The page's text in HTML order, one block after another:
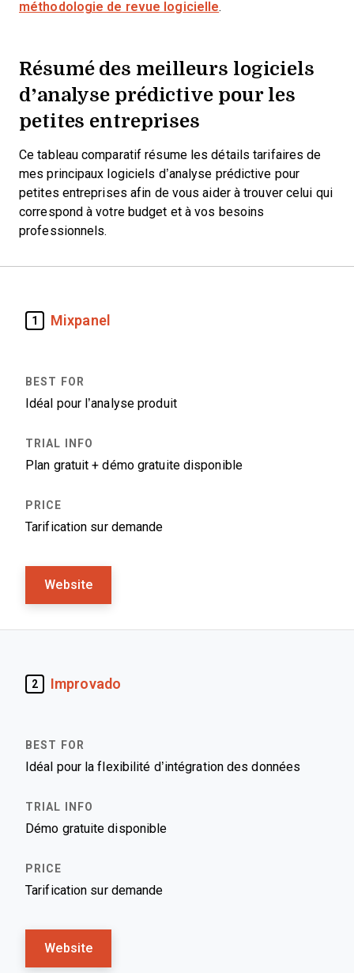
méthodologie de revue logicielle.
Résumé des meilleurs logiciels
d’analyse prédictive pour les
petites entreprises
Ce tableau comparatif résume les détails tarifaires de
mes principaux logiciels d’analyse prédictive pour
petites entreprises afin de vous aider à trouver celui qui
correspond à votre budget et à vos besoins
professionnels.
1 Mixpanel
Idéal pour l’analyse produit
Plan gratuit + démo gratuite disponible
Tarification sur demande
Website
2 Improvado
Idéal pour la flexibilité d’intégration des données
Démo gratuite disponible
Tarification sur demande
Website